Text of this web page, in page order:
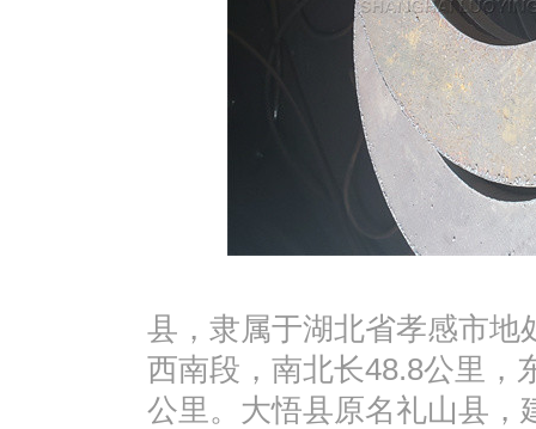
县，隶属于湖北省孝感市地
西南段，南北长48.8公里，
公里。大悟县原名礼山县，